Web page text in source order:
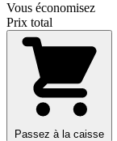
Vous économisez
Prix total
Passez à la caisse